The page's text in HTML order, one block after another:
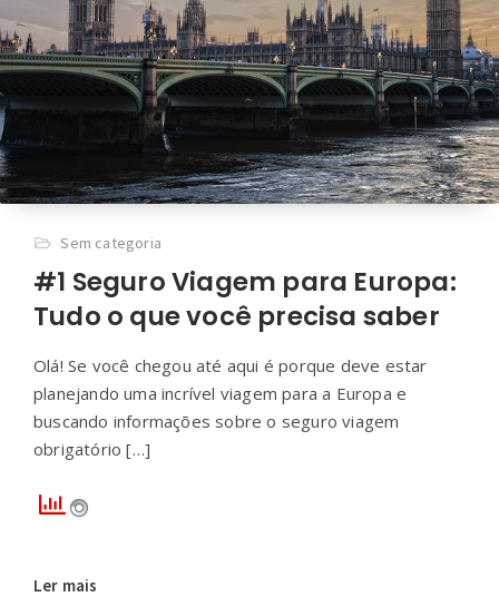
Sem categoria
#1 Seguro Viagem para Europa:
Tudo o que você precisa saber
Olá! Se você chegou até aqui é porque deve estar
planejando uma incrível viagem para a Europa e
buscando informações sobre o seguro viagem
obrigatório […]
Ler mais